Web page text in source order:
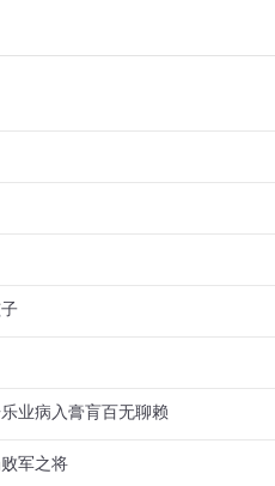
业病入膏肓百无聊赖
军之将